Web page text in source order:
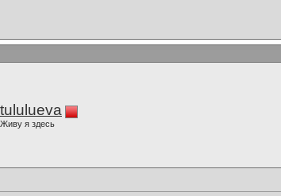
tululueva
Живу я здесь